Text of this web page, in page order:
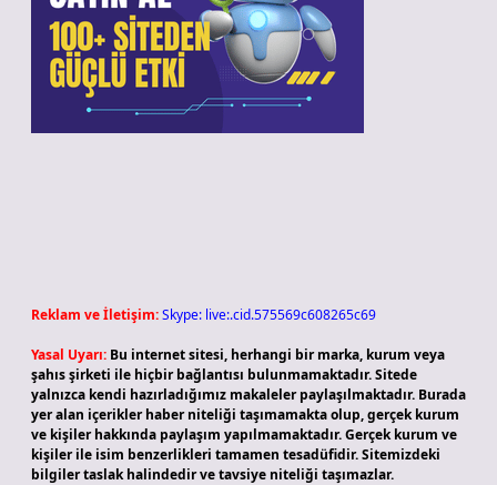
Reklam ve İletişim:Skype: live:.cid.575569c608265c69
Yasal Uyarı: Bu internet sitesi, herhangi bir marka, kurum veya
şahıs şirketi ile hiçbir bağlantısı bulunmamaktadır. Sitede
yalnızca kendi hazırladığımız makaleler paylaşılmaktadır. Burada
yer alan içerikler haber niteliği taşımamakta olup, gerçek kurum
ve kişiler hakkında paylaşım yapılmamaktadır. Gerçek kurum ve
kişiler ile isim benzerlikleri tamamen tesadüfidir. Sitemizdeki
bilgiler taslak halindedir ve tavsiye niteliği taşımazlar.